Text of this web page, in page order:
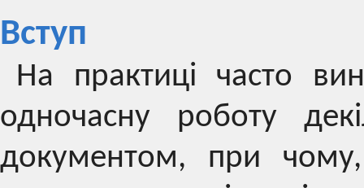
Вступ
На практиці часто
одночасну роботу
документом, при